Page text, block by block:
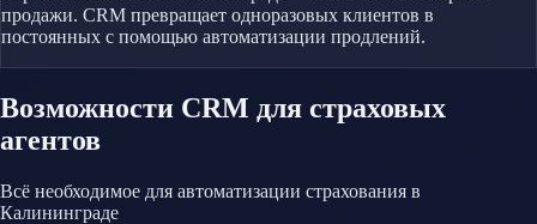
продажи. CRM превращает одноразовых клиентов в
постоянных с помощью автоматизации продлений.
Возможности CRM для страховых
агентов
Всё необходимое для автоматизации страхования в
Калининграде